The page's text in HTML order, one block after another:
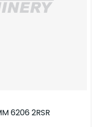
RULMENT EXHAUSTOR 62MM 6206 2RSR